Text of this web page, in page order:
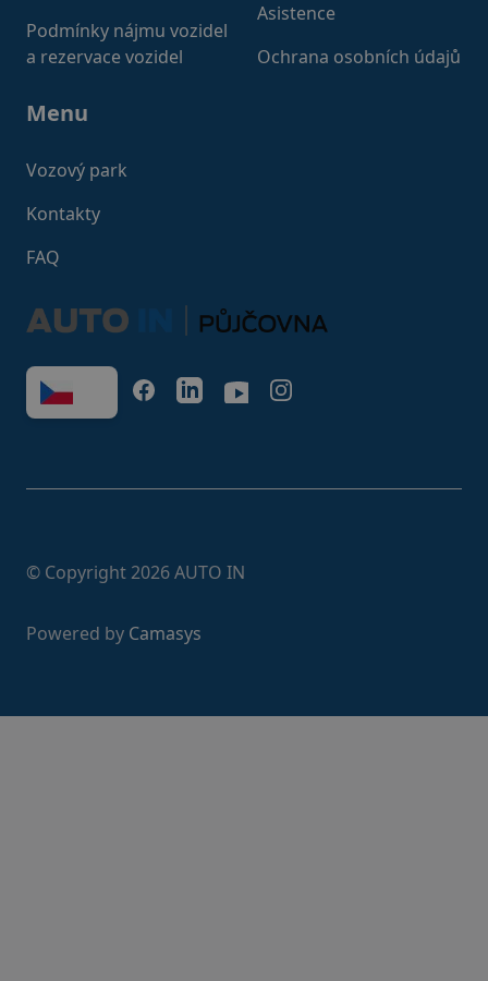
Podmínky nájmu vozidel
a rezervace vozidel
Asistence
Ochrana osobních údajů
Menu
Vozový park
Kontakty
FAQ
FACEBOOKLINKEDINYOUTUBEINSTAGRAM
© Copyright2026AUTO IN
Powered by Camasys